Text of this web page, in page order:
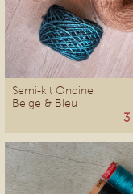
Semi-kit Ondine
Beige & Bleu
3